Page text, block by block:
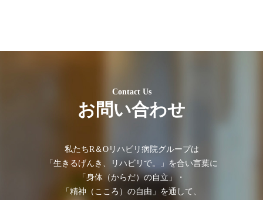
Contact Us
お問い合わせ
私たちR＆Oリハビリ病院グループは
「⽣きるげんき、リハビリで。」を合い⾔葉に
「⾝体（からだ）の⾃⽴」・
「精神（こころ）の⾃由」を通して、